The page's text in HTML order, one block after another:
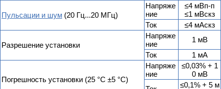
Пульсации и шум (20 Гц...20 МГц)
Напряже
ние
≤4 мВп-п
≤1 мВскз
Ток
≤4 мАскз
Разрешение установки
Напряже
ние
1 мВ
Ток
1 мА
Погрешность установки (25 °C ±5 °C)
Напряже
ние
≤0,03% + 1
0 мВ
≤0,1% + 5 м